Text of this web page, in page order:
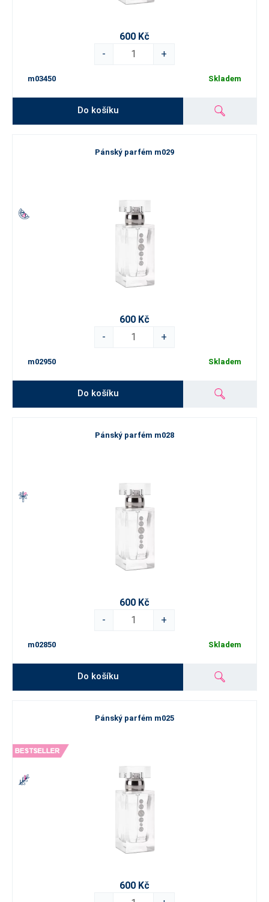
600 Kč
-
+
m03450 Skladem
Do košíku
Pánský parfém m029
600 Kč
-
+
m02950 Skladem
Do košíku
Pánský parfém m028
600 Kč
-
+
m02850 Skladem
Do košíku
Pánský parfém m025
600 Kč